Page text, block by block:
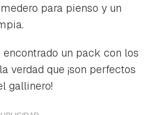
para pienso y un
un pack con los
verdad que ¡son perfectos
gallinero!